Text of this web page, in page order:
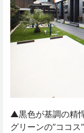
▲黒色が基調の精
グリーンの”ココ